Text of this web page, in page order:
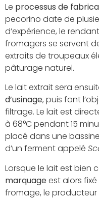
Le processus de
pecorino date de
d’expérience, le
fromagers se servent
extraits de troupeaux
pâturage naturel.
Le lait extrait sera
d’usinage, puis font
filtrage. Le lait est
à 68°C pendant 15
placé dans une
d’un ferment appelé
Lorsque le lait est bien
marquageest alors
fromage, le